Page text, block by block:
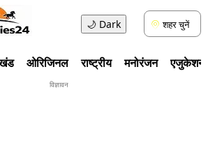
🌙 Dark शहर चुनें
ओरिजिनल राष्ट्रीय मनोरंजन एजुकेशन
विज्ञावन